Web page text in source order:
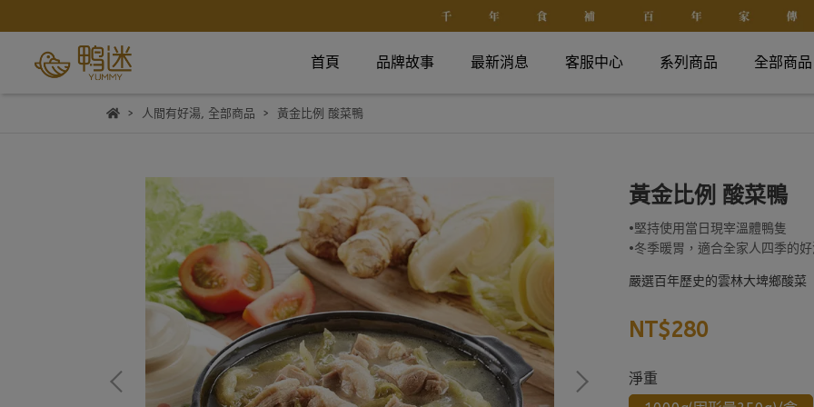
首頁 品牌故事 最新消息 客服中心 系列商品 全部商品
人間有好湯, 全部商品 黃金比例 酸菜鴨
黃金比例 酸菜鴨
•堅持使用當日現宰溫體鴨隻
•冬季暖胃，適合全家人四季的
嚴選百年歷史的雲林大埤鄉酸菜
NT$280
淨重